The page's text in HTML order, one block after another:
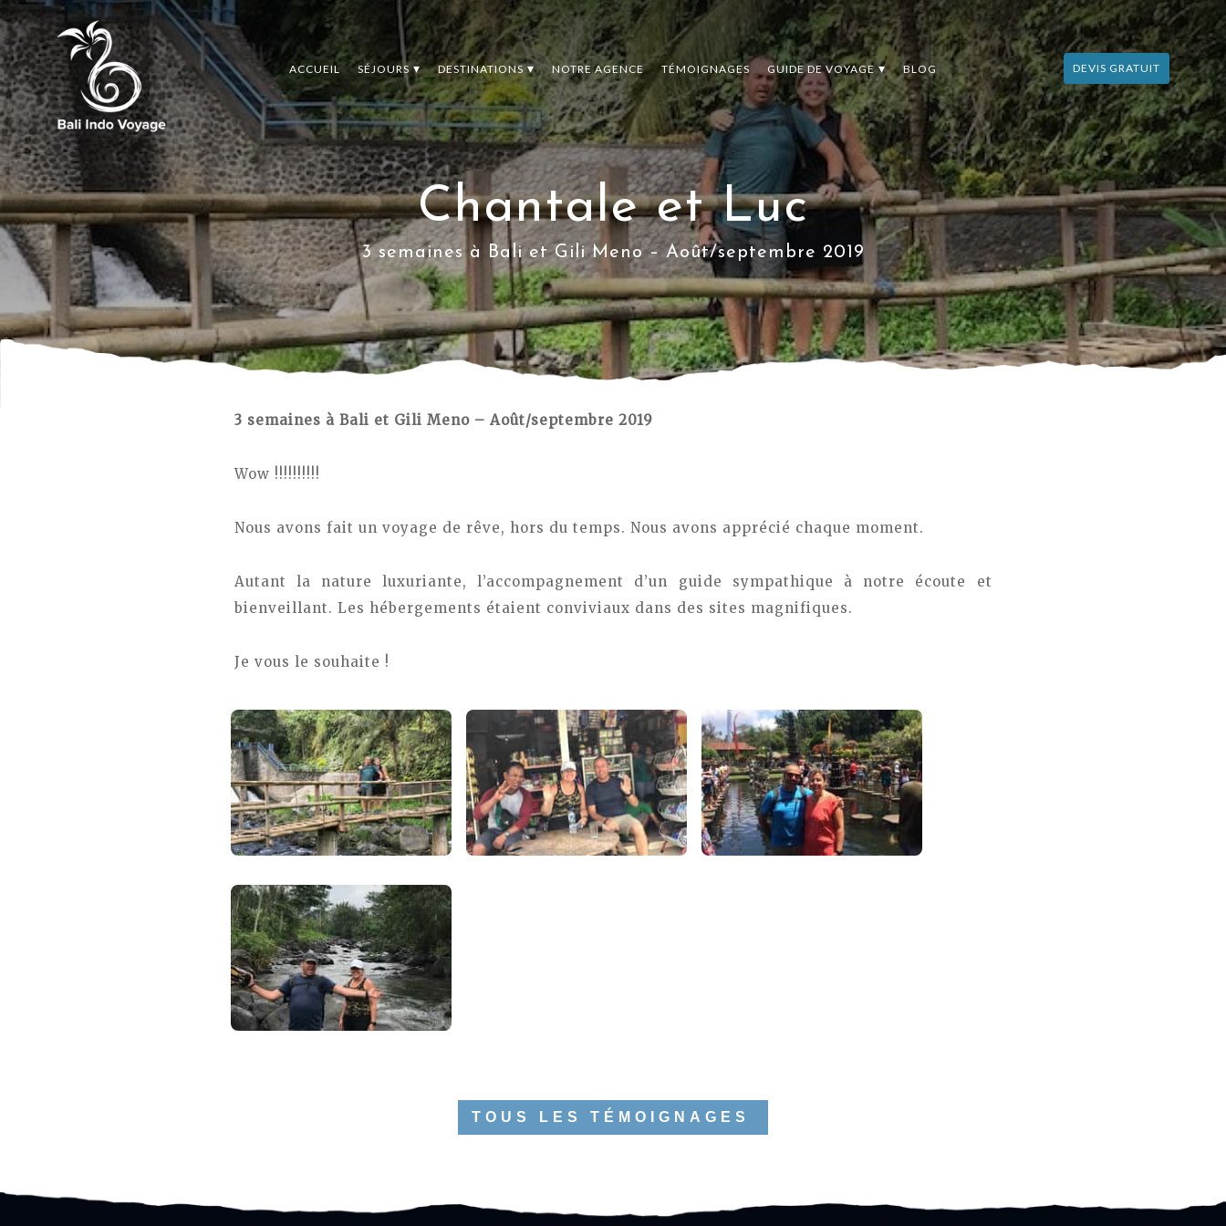
ACCUEIL SÉJOURS DESTINATIONS NOTRE AGENCE TÉMOIGNAGES GUIDE DE VOYAGE BLOG DEVIS GRATUIT
Chantale et Luc
3 semaines à Bali et Gili Meno – Août/septembre 2019
3 semaines à Bali et Gili Meno – Août/septembre 2019
Wow !!!!!!!!!!
Nous avons fait un voyage de rêve, hors du temps. Nous avons apprécié chaque moment.
Autant la nature luxuriante, l’accompagnement d’un guide sympathique à notre écoute et
bienveillant. Les hébergements étaient conviviaux dans des sites magnifiques.
Je vous le souhaite !
TOUS LES TÉMOIGNAGES